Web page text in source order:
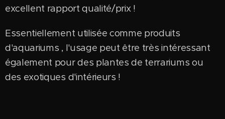
excellent rapport qualité/prix !
Essentiellement utilisée comme produits
d'aquariums , l'usage peut être très intéressant
également pour des plantes de terrariums ou
des exotiques d'intérieurs !